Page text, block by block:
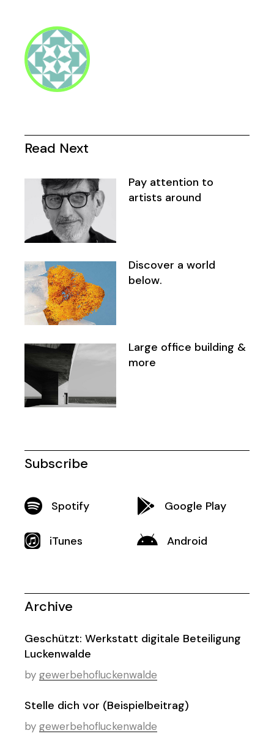
Read Next
Pay attention to
artists around
Discover a world
below.
Large office building &
more
Subscribe
Spotify Google Play
iTunes Android
Archive
Geschützt: Werkstatt digitale Beteiligung
Luckenwalde
by gewerbehofluckenwalde
Stelle dich vor (Beispielbeitrag)
by gewerbehofluckenwalde